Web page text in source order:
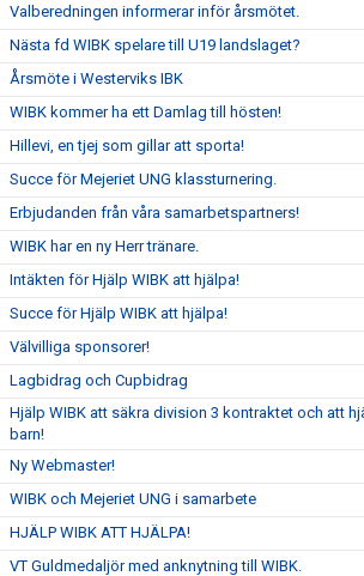
Valberedningen informerar inför årsmötet.
Nästa fd WIBK spelare till U19 landslaget?
Årsmöte i Westerviks IBK
WIBK kommer ha ett Damlag till hösten!
Hillevi, en tjej som gillar att sporta!
Succe för Mejeriet UNG klassturnering.
Erbjudanden från våra samarbetspartners!
WIBK har en ny Herr tränare.
Intäkten för Hjälp WIBK att hjälpa!
Succe för Hjälp WIBK att hjälpa!
Välvilliga sponsorer!
Lagbidrag och Cupbidrag
Hjälp WIBK att säkra division 3 kontraktet och att
barn!
Ny Webmaster!
WIBK och Mejeriet UNG i samarbete
HJÄLP WIBK ATT HJÄLPA!
VT Guldmedaljör med anknytning till WIBK.